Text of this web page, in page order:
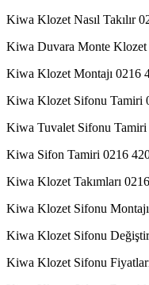
Kiwa Klozet Nasıl Takılır
Kiwa Duvara Monte Klozet
Kiwa Klozet Montajı 0216
Kiwa Klozet Sifonu Tamiri
Kiwa Tuvalet Sifonu Tamiri
Kiwa Sifon Tamiri 0216
Kiwa Klozet Takımları
Kiwa Klozet Sifonu
Kiwa Klozet Sifonu
Kiwa Klozet Sifonu